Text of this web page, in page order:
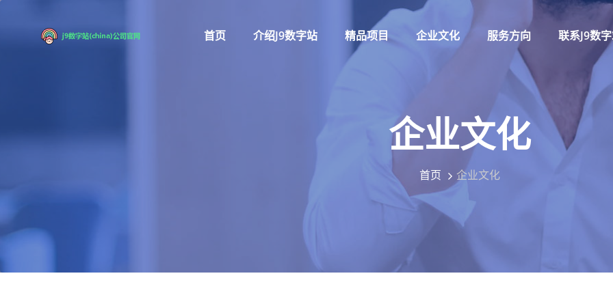
首页 介绍j9数字站 精品项目 企业文化 服务方向 联系J9数
企业文化
首页 企业文化